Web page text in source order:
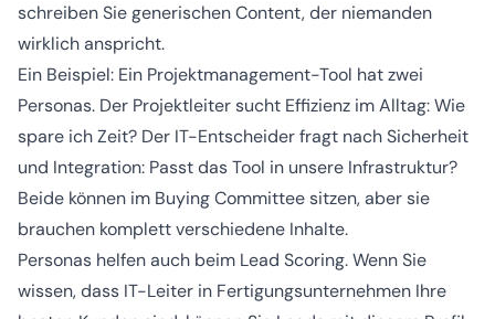
schreiben Sie generischen Content, der niemanden
wirklich anspricht.
Ein Beispiel: Ein Projektmanagement-Tool hat zwei
Personas. Der Projektleiter sucht Effizienz im Alltag: Wie
spare ich Zeit? Der IT-Entscheider fragt nach Sicherheit
und Integration: Passt das Tool in unsere Infrastruktur?
Beide können im Buying Committee sitzen, aber sie
brauchen komplett verschiedene Inhalte.
Personas helfen auch beim Lead Scoring. Wenn Sie
wissen, dass IT-Leiter in Fertigungsunternehmen Ihre